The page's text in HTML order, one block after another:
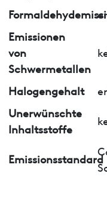
Emissionen
von
Schwermetallen
Halogengehalt
Unerwünschte
Inhaltsstoffe
Emissionsstandard